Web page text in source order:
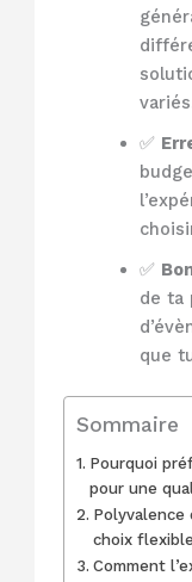
✅
✅
de ta
que
Sommaire
Pourquoi
pour une
Polyvalence
choix
Comment